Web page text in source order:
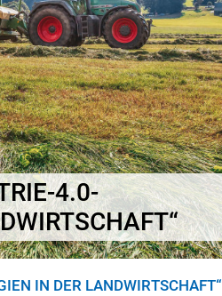
4.0-
IN DER LANDWIRTSCHAFT“